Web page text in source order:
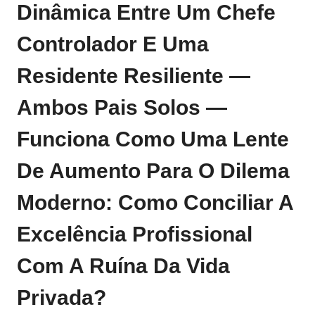
Dinâmica Entre Um Chefe
Controlador E Uma
Residente Resiliente —
Ambos Pais Solos —
Funciona Como Uma Lente
De Aumento Para O Dilema
Moderno: Como Conciliar A
Excelência Profissional
Com A Ruína Da Vida
Privada?